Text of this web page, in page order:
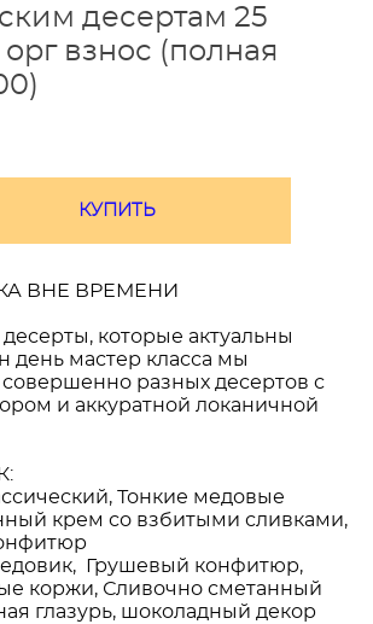
десертам 25
взнос (полная
КУПИТЬ
ВНЕ ВРЕМЕНИ
которые актуальны
день мастер класса мы
разных десертов с
и аккуратной локаничной
Тонкие медовые
крем со взбитыми сливками,
Грушевый конфитюр,
коржи, Сливочно сметанный
глазурь, шоколадный декор